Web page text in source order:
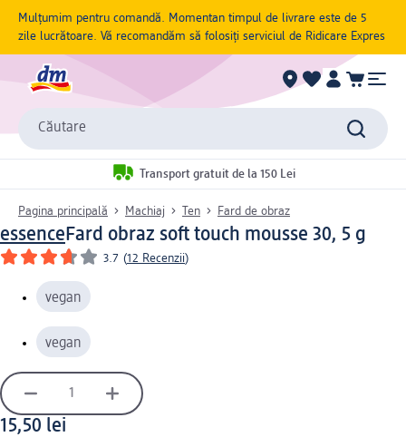
Mulțumim pentru comandă. Momentan timpul de livrare este de 5
zile lucrătoare. Vă recomandăm să folosiți serviciul de Ridicare Expres
Căutare
Transport gratuit de la 150 Lei
Pagina principală Machiaj Ten Fard de obraz
essenceFard obraz soft touch mousse 30, 5 g
3.7 (12 Recenzii)
vegan
vegan
15,50 lei